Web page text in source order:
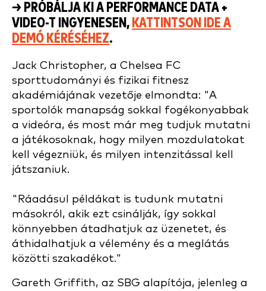
→ PRÓBÁLJA KI A PERFORMANCE DATA +
VIDEO-T INGYENESEN, KATTINTSON IDE A
DEMÓ KÉRÉSÉHEZ.
Jack Christopher, a Chelsea FC
sporttudományi és fizikai fitnesz
akadémiájának vezetője elmondta: "A
sportolók manapság sokkal fogékonyabbak
a videóra, és most már meg tudjuk mutatni
a játékosoknak, hogy milyen mozdulatokat
kell végezniük, és milyen intenzitással kell
játszaniuk.
"Ráadásul példákat is tudunk mutatni
másokról, akik ezt csinálják, így sokkal
könnyebben átadhatjuk az üzenetet, és
áthidalhatjuk a vélemény és a meglátás
közötti szakadékot."
Gareth Griffith, az SBG alapítója, jelenleg a